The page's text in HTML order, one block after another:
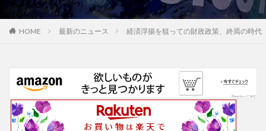
HOME 最新のニュース 経済浮揚を狙っての財政政策、終焉の